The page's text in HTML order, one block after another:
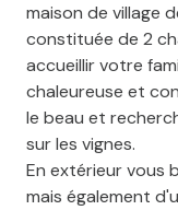
maison de village
constituée de 2
accueillir votre
chaleureuse et
le beau et
sur les vignes.
En extérieur vous
mais également